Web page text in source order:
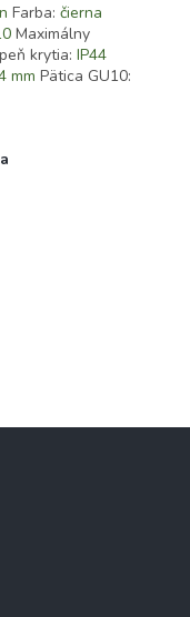
Farba: čierna
Maximálny
krytia: IP44
mm Pätica GU10: